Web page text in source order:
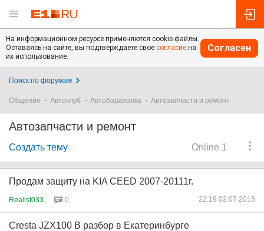
На информационном ресурсе применяются cookie-файлы.
Оставаясь на сайте, вы подтверждаете свое согласие на
их использование.
Согласен
Поиск по форумам
Общение Автоклуб Автобарахолка Автозапчасти и ремонт
Автозапчасти и ремонт
Online 1
Создать тему
Продам защиту на KIA CEED 2007-20111г.
Realist033 0 22:19 02.07.2015
Cresta JZX100 В разбор в Екатеринбурге